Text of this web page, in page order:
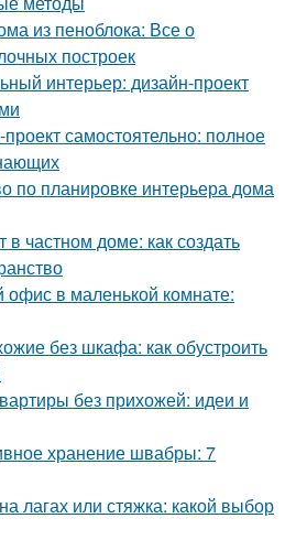
из пеноблока: Все о
построек
интерьер: дизайн-проект
проект самостоятельно: полное
по планировке интерьера дома
частном доме: как создать
офис в маленькой комнате:
без шкафа: как обустроить
без прихожей: идеи и
хранение швабры: 7
лагах или стяжка: какой выбор